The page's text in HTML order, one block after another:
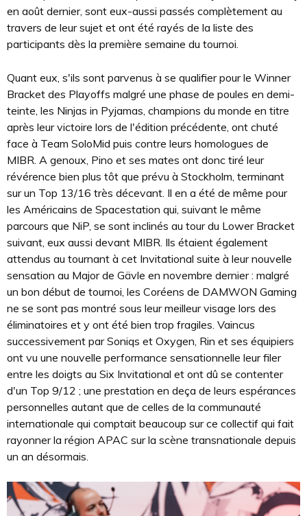
en août dernier, sont eux-aussi passés complètement au
travers de leur sujet et ont été rayés de la liste des
participants dès la première semaine du tournoi.
Quant eux, s'ils sont parvenus à se qualifier pour le Winner
Bracket des Playoffs malgré une phase de poules en demi-
teinte, les Ninjas in Pyjamas, champions du monde en titre
après leur victoire lors de l'édition précédente, ont chuté
face à Team SoloMid puis contre leurs homologues de
MIBR. A genoux, Pino et ses mates ont donc tiré leur
révérence bien plus tôt que prévu à Stockholm, terminant
sur un Top 13/16 très décevant. Il en a été de même pour
les Américains de Spacestation qui, suivant le même
parcours que NiP, se sont inclinés au tour du Lower Bracket
suivant, eux aussi devant MIBR. Ils étaient également
attendus au tournant à cet Invitational suite à leur nouvelle
sensation au Major de Gävle en novembre dernier : malgré
un bon début de tournoi, les Coréens de DAMWON Gaming
ne se sont pas montré sous leur meilleur visage lors des
éliminatoires et y ont été bien trop fragiles. Vaincus
successivement par Soniqs et Oxygen, Rin et ses équipiers
ont vu une nouvelle performance sensationnelle leur filer
entre les doigts au Six Invitational et ont dû se contenter
d'un Top 9/12 ; une prestation en deça de leurs espérances
personnelles autant que de celles de la communauté
internationale qui comptait beaucoup sur ce collectif qui fait
rayonner la région APAC sur la scène transnationale depuis
un an désormais.